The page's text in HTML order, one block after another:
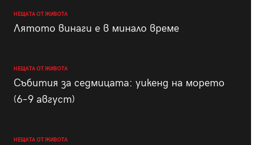
НЕЩАТА ОТ ЖИВОТА
Лятото винаги е в минало време
НЕЩАТА ОТ ЖИВОТА
Събития за седмицата: уикенд на морето
(6–9 август)
НЕЩАТА ОТ ЖИВОТА